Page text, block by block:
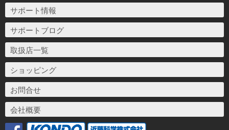
サポート情報
サポートブログ
取扱店一覧
ショッピング
お問合せ
会社概要